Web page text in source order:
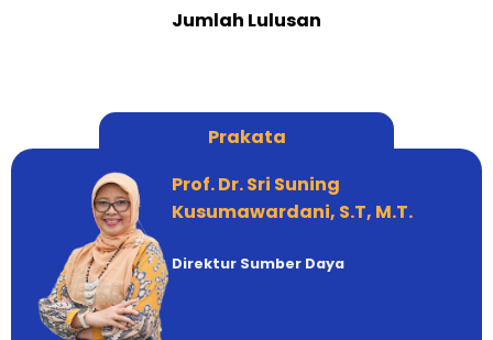
Jumlah Lulusan
Prakata
Prof. Dr. Sri Suning
Kusumawardani, S.T, M.T.
Direktur Sumber Daya